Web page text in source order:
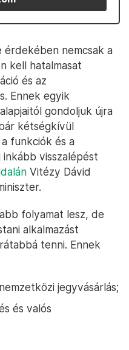
érdekében nemcsak a
kell hatalmasat
és az
Ennek egyik
gondoljuk újra
kétségkívül
funkciók és a
visszalépést
Vitézy Dávid
folyamat lesz, de
alkalmazást
tenni. Ennek
jegyvásárlás;
és valós